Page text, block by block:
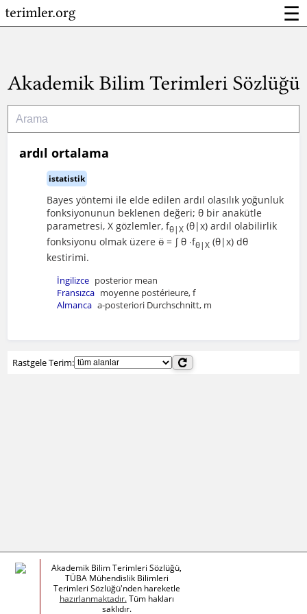
☰
ardıl ortalama
istatistik
Bayes yöntemi ile elde edilen ardıl olasılık yoğunluk
fonksiyonunun beklenen değeri; θ bir anakütle
parametresi, X gözlemler, fθ|X (θ|x) ardıl olabilirlik
fonksiyonu olmak üzere ӫ = ∫ θ ∙fθ|X (θ|x) dθ
kestirimi.
İngilizce posterior mean
Fransızca moyenne postérieure, f
Almanca a-posteriori Durchschnitt, m
Rastgele Terim:
Akademik Bilim Terimleri Sözlüğü,
TÜBA Mühendislik Bilimleri
Terimleri Sözlüğü'nden hareketle
hazırlanmaktadır.Tüm hakları
saklıdır.